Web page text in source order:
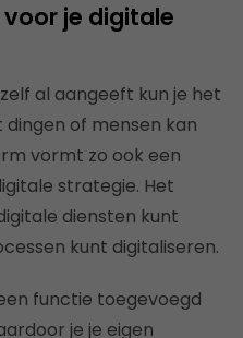
voor je digitale
al aangeeft kun je het
of mensen kan
vormt zo ook een
strategie. Het
diensten kunt
kunt digitaliseren.
functie toegevoegd
je je eigen